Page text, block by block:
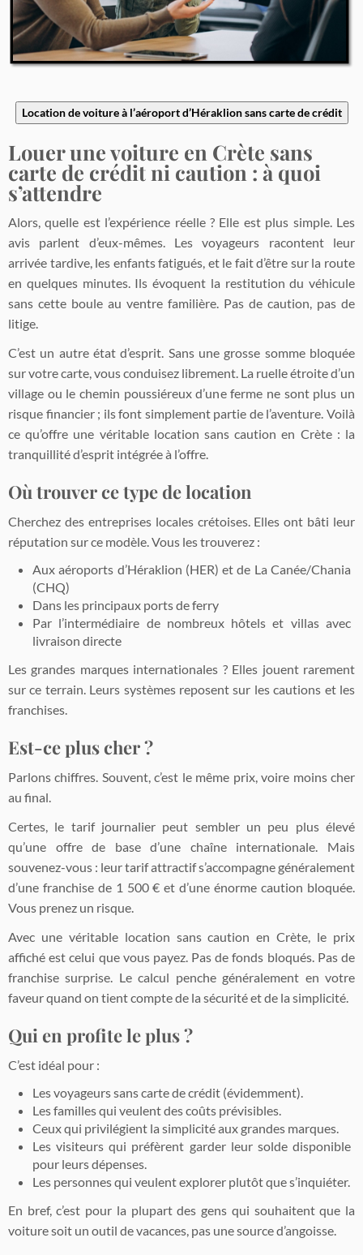
Location de voiture à l’aéroport d’Héraklion sans carte de crédit
Louer une voiture en Crète sans
carte de crédit ni caution : à quoi
s’attendre
Alors, quelle est l’expérience réelle ? Elle est plus simple. Les
avis parlent d’eux-mêmes. Les voyageurs racontent leur
arrivée tardive, les enfants fatigués, et le fait d’être sur la route
en quelques minutes. Ils évoquent la restitution du véhicule
sans cette boule au ventre familière. Pas de caution, pas de
litige.
C’est un autre état d’esprit. Sans une grosse somme bloquée
sur votre carte, vous conduisez librement. La ruelle étroite d’un
village ou le chemin poussiéreux d’une ferme ne sont plus un
risque financier ; ils font simplement partie de l’aventure. Voilà
ce qu’offre une véritable location sans caution en Crète : la
tranquillité d’esprit intégrée à l’offre.
Où trouver ce type de location
Cherchez des entreprises locales crétoises. Elles ont bâti leur
réputation sur ce modèle. Vous les trouverez :
Aux aéroports d’Héraklion (HER) et de La Canée/Chania
(CHQ)
Dans les principaux ports de ferry
Par l’intermédiaire de nombreux hôtels et villas avec
livraison directe
Les grandes marques internationales ? Elles jouent rarement
sur ce terrain. Leurs systèmes reposent sur les cautions et les
franchises.
Est-ce plus cher ?
Parlons chiffres. Souvent, c’est le même prix, voire moins cher
au final.
Certes, le tarif journalier peut sembler un peu plus élevé
qu’une offre de base d’une chaîne internationale. Mais
souvenez-vous : leur tarif attractif s’accompagne généralement
d’une franchise de 1 500 € et d’une énorme caution bloquée.
Vous prenez un risque.
Avec une véritable location sans caution en Crète, le prix
affiché est celui que vous payez. Pas de fonds bloqués. Pas de
franchise surprise. Le calcul penche généralement en votre
faveur quand on tient compte de la sécurité et de la simplicité.
Qui en profite le plus ?
C’est idéal pour :
Les voyageurs sans carte de crédit (évidemment).
Les familles qui veulent des coûts prévisibles.
Ceux qui privilégient la simplicité aux grandes marques.
Les visiteurs qui préfèrent garder leur solde disponible
pour leurs dépenses.
Les personnes qui veulent explorer plutôt que s’inquiéter.
En bref, c’est pour la plupart des gens qui souhaitent que la
voiture soit un outil de vacances, pas une source d’angoisse.